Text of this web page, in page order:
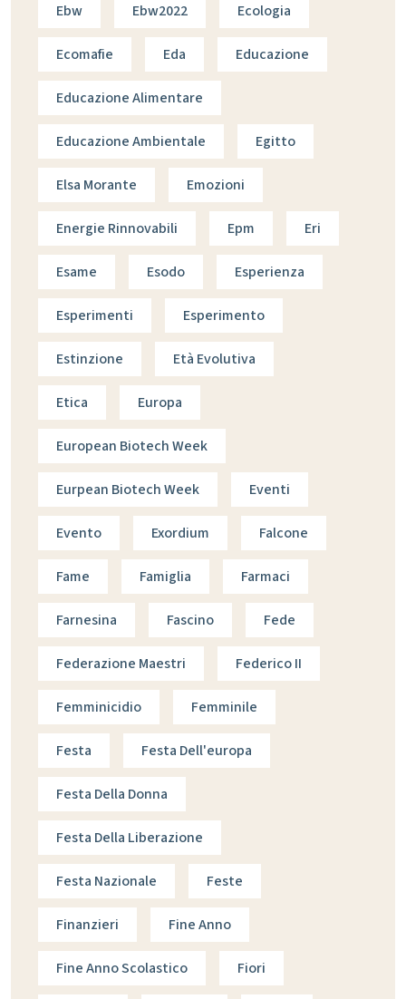
Ebw Ebw2022 Ecologia
Ecomafie Eda Educazione
Educazione Alimentare
Educazione Ambientale Egitto
Elsa Morante Emozioni
Energie Rinnovabili Epm Eri
Esame Esodo Esperienza
Esperimenti Esperimento
Estinzione Età Evolutiva
Etica Europa
European Biotech Week
Eurpean Biotech Week Eventi
Evento Exordium Falcone
Fame Famiglia Farmaci
Farnesina Fascino Fede
Federazione Maestri Federico II
Femminicidio Femminile
Festa Festa Dell'europa
Festa Della Donna
Festa Della Liberazione
Festa Nazionale Feste
Finanzieri Fine Anno
Fine Anno Scolastico Fiori